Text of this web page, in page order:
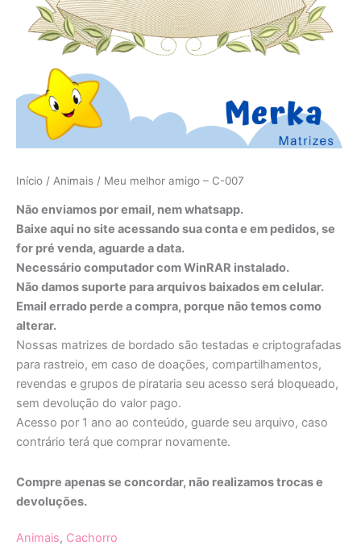
Início / Animais / Meu melhor amigo – C-007
Não enviamos por email, nem whatsapp.
Baixe aqui no site acessando sua conta e em pedidos, se
for pré venda, aguarde a data.
Necessário computador com WinRAR instalado.
Não damos suporte para arquivos baixados em celular.
Email errado perde a compra, porque não temos como
alterar.
Nossas matrizes de bordado são testadas e criptografadas
para rastreio, em caso de doações, compartilhamentos,
revendas e grupos de pirataria seu acesso será bloqueado,
sem devolução do valor pago.
Acesso por 1 ano ao conteúdo, guarde seu arquivo, caso
contrário terá que comprar novamente.
Compre apenas se concordar, não realizamos trocas e
devoluções.
Animais, Cachorro